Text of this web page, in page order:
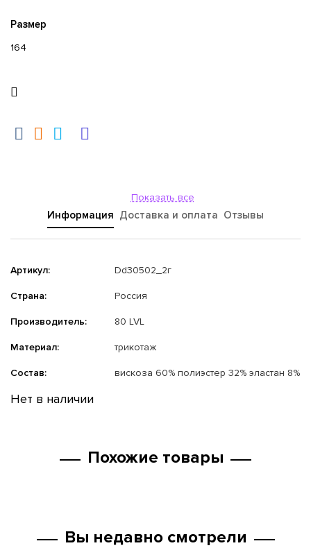
Размер
164
Показать все
Информация Доставка и оплата Отзывы
Артикул: Dd30502_2г
Страна: Россия
Производитель: 80 LVL
Материал: трикотаж
Состав: вискоза 60% полиэстер 32% эластан 8%
Нет в наличии
Похожие товары
Вы недавно смотрели